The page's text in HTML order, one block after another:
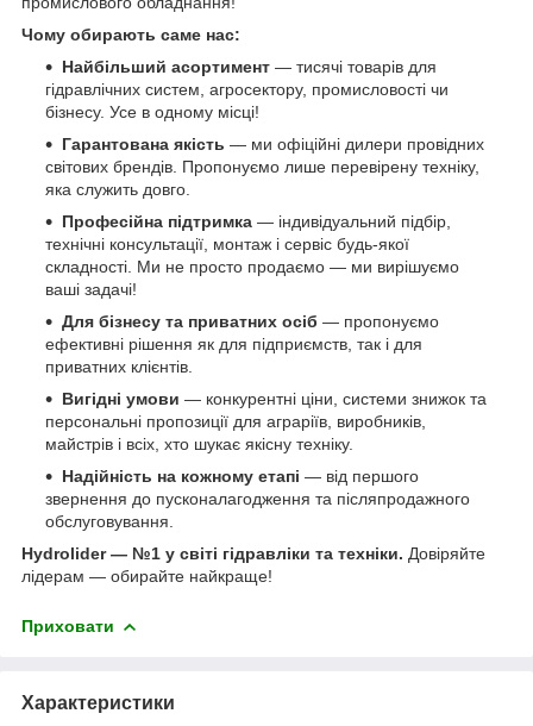
Чому обирають саме нас:
Найбільший асортимент — тисячі товарів для
гідравлічних систем, агросектору, промисловості чи
бізнесу. Усе в одному місці!
Гарантована якість — ми офіційні дилери провідних
світових брендів. Пропонуємо лише перевірену техніку,
яка служить довго.
Професійна підтримка — індивідуальний підбір,
технічні консультації, монтаж і сервіс будь-якої
складності. Ми не просто продаємо — ми вирішуємо
ваші задачі!
Для бізнесу та приватних осіб — пропонуємо
ефективні рішення як для підприємств, так і для
приватних клієнтів.
Вигідні умови — конкурентні ціни, системи знижок та
персональні пропозиції для аграріїв, виробників,
майстрів і всіх, хто шукає якісну техніку.
Надійність на кожному етапі — від першого
звернення до пусконалагодження та післяпродажного
обслуговування.
Hydrolider — №1 у світі гідравліки та техніки. Довіряйте
лідерам — обирайте найкраще!
Приховати
Характеристики